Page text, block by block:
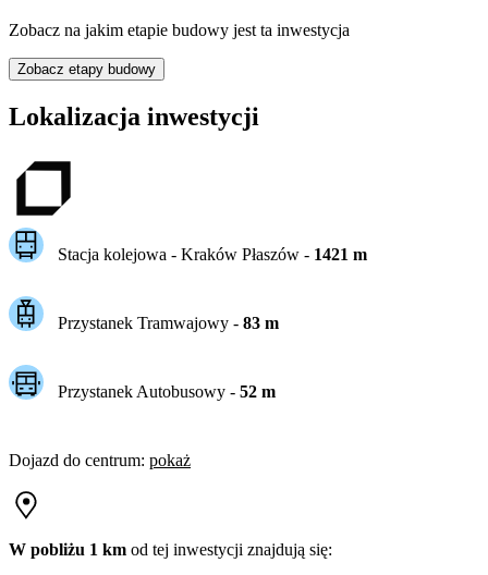
Zobacz na jakim etapie budowy jest ta inwestycja
Zobacz etapy budowy
Lokalizacja inwestycji
Stacja kolejowa - Kraków Płaszów- 1421 m
Przystanek Tramwajowy - 83m
Przystanek Autobusowy - 52m
Dojazd do centrum: pokaż
W pobliżu 1 km od tej inwestycji znajdują się: